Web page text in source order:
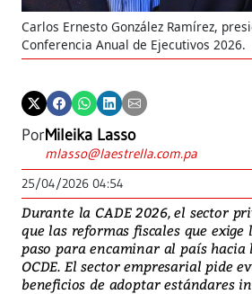
Carlos Ernesto González Ramírez,
Conferencia Anual de Ejecutivos 2026.
PorMileika Lasso
mlasso@laestrella.com.pa
25/04/2026 04:54
Durante la CADE 2026, el sector
que las reformas fiscales que
paso para encaminar al país hacia
OCDE. El sector empresarial pide
beneficios de adoptar estándares